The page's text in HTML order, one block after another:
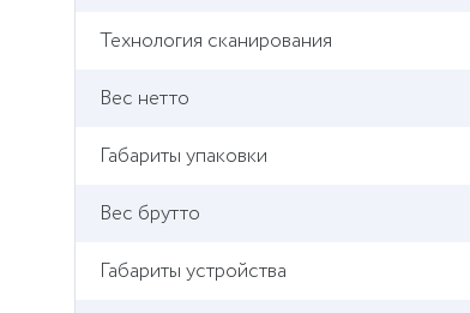
Технология сканирования
Вес нетто
Габариты упаковки
Вес брутто
Габариты устройства